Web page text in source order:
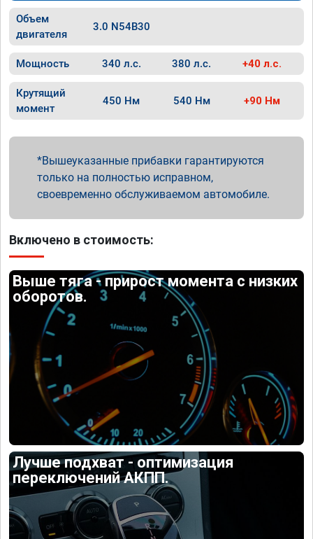
Объем
двигателя
3.0 N54B30
Мощность 340 л.с. 380 л.с. +40 л.с.
Крутящий
момент
450 Нм 540 Нм +90 Нм
Вышеуказанные прибавки гарантируются
только на полностью исправном,
своевременно обслуживаемом автомобиле.
Включено в стоимость:
Выше тяга - прирост момента с низких
оборотов.
Лучше подхват - оптимизация
переключений АКПП.